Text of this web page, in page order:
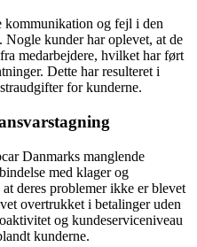
kommunikation og fejl i den
kunder har oplevet, at de
medarbejdere, hvilket har ført
Dette har resulteret i
for kunderne.
Danmarks manglende
med klager og
deres problemer ikke er blevet
overtrukket i betalinger uden
og kundeserviceniveau
kunderne.